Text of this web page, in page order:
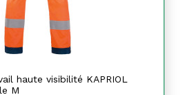
haute visibilité KAPRIOL
M